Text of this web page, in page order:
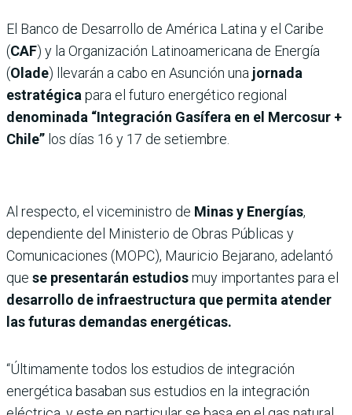
El Banco de Desarrollo de América Latina y el Caribe
(CAF) y la Organización Latinoamericana de Energía
(Olade) llevarán a cabo en Asunción una jornada
estratégica para el futuro energético regional
denominada “Integración Gasífera en el Mercosur +
Chile” los días 16 y 17 de setiembre.
Al respecto, el viceministro de Minas y Energías,
dependiente del Ministerio de Obras Públicas y
Comunicaciones (MOPC), Mauricio Bejarano, adelantó
que se presentarán estudiosmuy importantes para el
desarrollo de infraestructura que permita atender
las futuras demandas energéticas.
“Últimamente todos los estudios de integración
energética basaban sus estudios en la integración